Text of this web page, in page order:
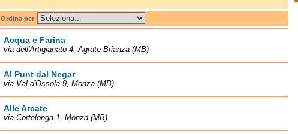
Ordina per
Acqua e Farina
via dell'Artigianato 4, Agrate Brianza (MB)
Al Punt dal Negar
via Val d'Ossola 9, Monza (MB)
Alle Arcate
via Cortelonga 1, Monza (MB)